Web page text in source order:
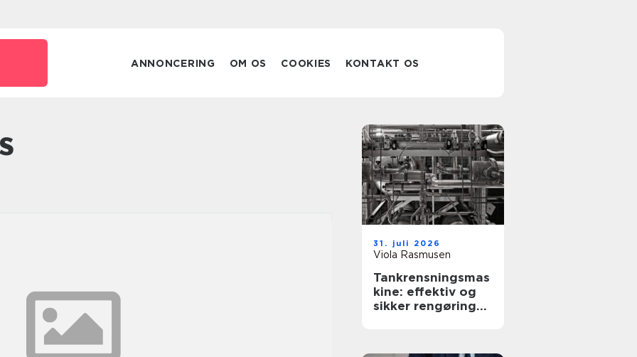
ANNONCERING OM OS COOKIES KONTAKT OS
31. juli 2026
Viola Rasmusen
Tankrensningsmas
kine: effektiv og
sikker rengøring